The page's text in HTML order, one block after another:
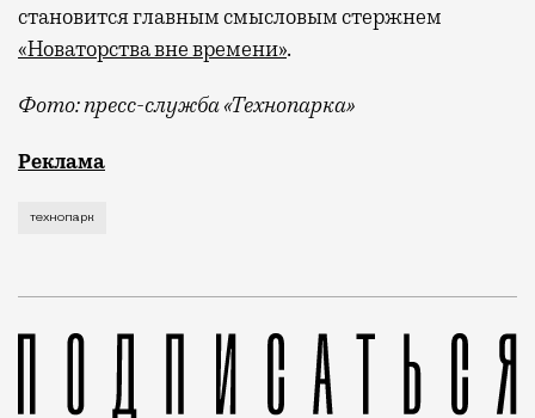
становится главным смысловым стержнем
«Новаторства вне времени».
Фото: пресс-служба «Технопарка»
Рекламные кампании техники редко выходят за
Реклама
технопарк